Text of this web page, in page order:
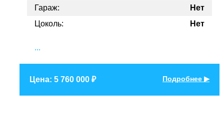
Гараж:
Нет
Цоколь:
Нет
...
Цена: 5 760 000 ₽ Подробнее ▶